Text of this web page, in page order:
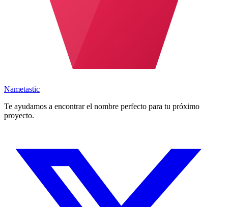
Nametastic
Te ayudamos a encontrar el nombre perfecto para tu próximo
proyecto.